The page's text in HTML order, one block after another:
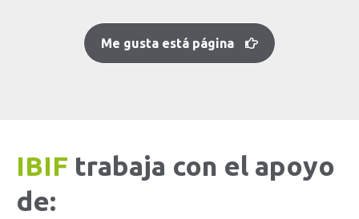
Me gusta está página
IBIF trabaja con el apoyo
de: